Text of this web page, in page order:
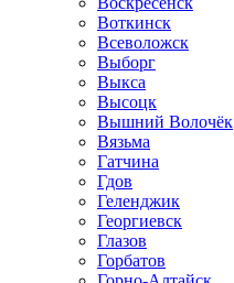
Воткинск
Всеволожск
Выборг
Выкса
Высоцк
Вышний Волочёк
Вязьма
Гатчина
Гдов
Геленджик
Георгиевск
Глазов
Горбатов